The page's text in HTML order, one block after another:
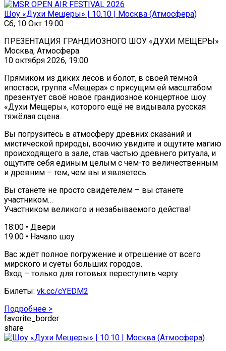
Шоу «Духи Мещеры» | 10.10 | Москва (Атмосфера)
Сб, 10 Окт 19:00
ПРЕЗЕНТАЦИЯ ГРАНДИОЗНОГО ШОУ «ДУХИ МЕЩЕРЫ»
Москва, Атмосфера
10 октября 2026, 19:00
Прямиком из диких лесов и болот, в своей тёмной
ипостаси, группа «Мещера» с присущим ей масштабом
презентует своё новое грандиозное концертное шоу
«Духи Мещеры», которого ещё не видывала русская
тяжёлая сцена.
Вы погрузитесь в атмосферу древних сказаний и
мистической природы, воочию увидите и ощутите магию
происходящего в зале, став частью древнего ритуала, и
ощутите себя единым целым с чем-то величественным
и древним – тем, чем вы и являетесь.
Вы станете не просто свидетелем – вы станете
участником…
Участником великого и незабываемого действа!
18:00 • Двери
19.00 • Начало шоу
Вас ждёт полное погружение и отрешение от всего
мирского и суеты больших городов.
Вход – только для готовых переступить черту.
Билеты: vk.cc/cYEDM2
Подробнее >
favorite_border
share